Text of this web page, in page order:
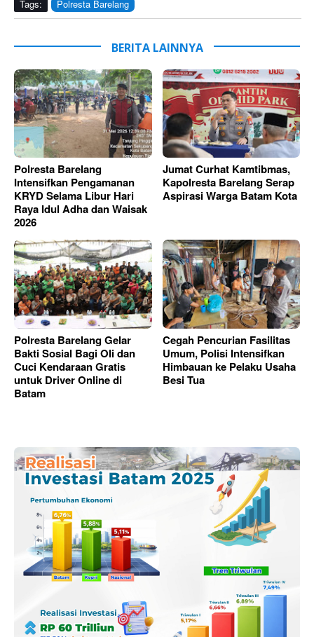
Tags: Polresta Barelang
BERITA LAINNYA
Polresta Barelang
Intensifkan Pengamanan
KRYD Selama Libur Hari
Raya Idul Adha dan Waisak
2026
Jumat Curhat Kamtibmas,
Kapolresta Barelang Serap
Aspirasi Warga Batam Kota
Polresta Barelang Gelar
Bakti Sosial Bagi Oli dan
Cuci Kendaraan Gratis
untuk Driver Online di
Batam
Cegah Pencurian Fasilitas
Umum, Polisi Intensifkan
Himbauan ke Pelaku Usaha
Besi Tua